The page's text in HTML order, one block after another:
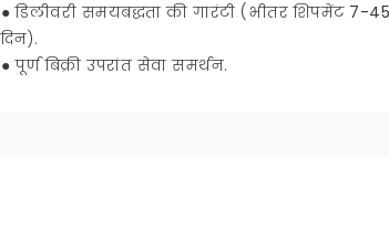
● डिलीवरी समयबद्धता की गारंटी (भीतर शिपमेंट 7-45
दिन).
● पूर्ण बिक्री उपरांत सेवा समर्थन.